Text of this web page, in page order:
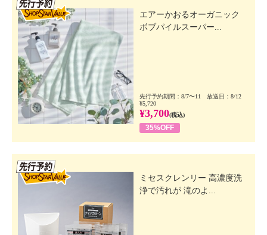
エアーかおるオーガニック
ボブパイルスーパー...
先行予約期間：8/7〜11 放送日：8/12
¥5,720
¥3,700(税込)
35%OFF
ミセスクレンリー 高濃度洗
浄で汚れが 滝のよ...